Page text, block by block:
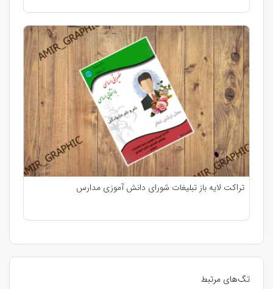
تگ‌های مرتبط
تراکت لایه باز تبلیغات شورای دانش آموزی مدارس